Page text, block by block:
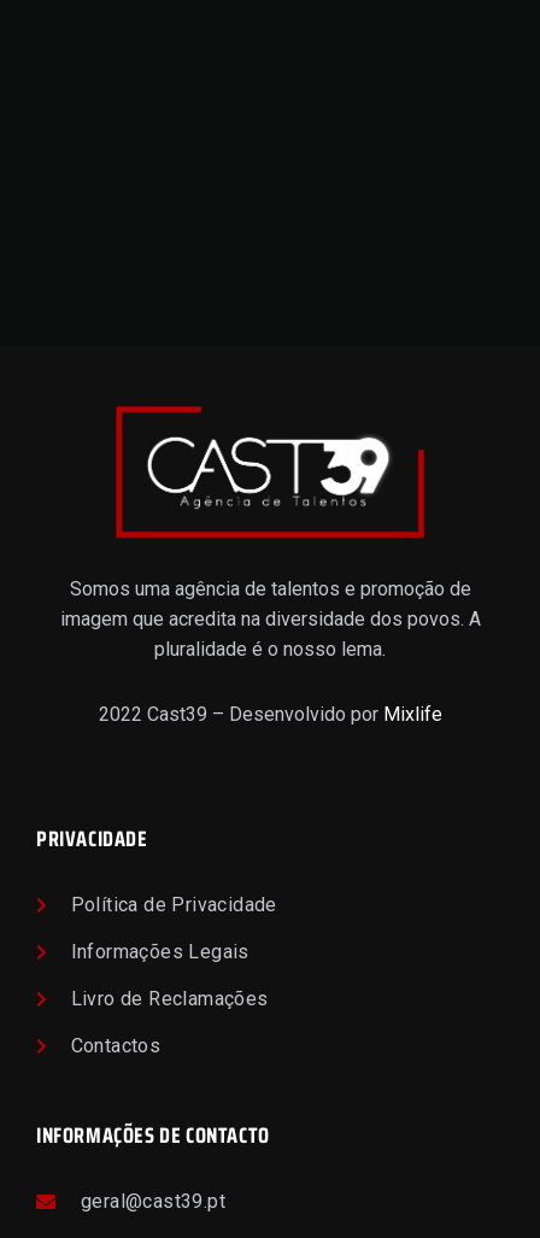
Somos uma agência de talentos e promoção de
imagem que acredita na diversidade dos povos. A
pluralidade é o nosso lema.
2022 Cast39 – Desenvolvido por Mixlife
PRIVACIDADE
Política de Privacidade
Informações Legais
Livro de Reclamações
Contactos
INFORMAÇÕES DE CONTACTO
geral@cast39.pt